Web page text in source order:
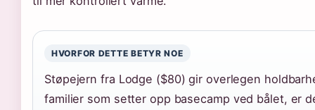
HVORFOR DETTE BETYR NOE
Støpejern fra Lodge ($80) gir overlegen
familier som setter opp basecamp ved bålet, er